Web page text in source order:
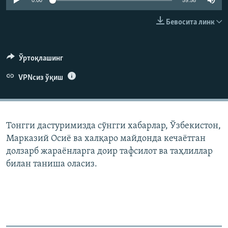
Бевосита линк
Ўртоқлашинг
VPNсиз ўқиш
Тонгги дастуримизда сўнгги хабарлар, Ўзбекистон,
Марказий Осиë ва халқаро майдонда кечаëтган
долзарб жараëнларга доир тафсилот ва таҳлиллар
билан таниша оласиз.